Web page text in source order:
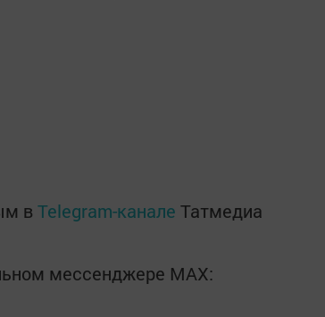
в Telegram-канале Татмедиа
мессенджере MАХ: